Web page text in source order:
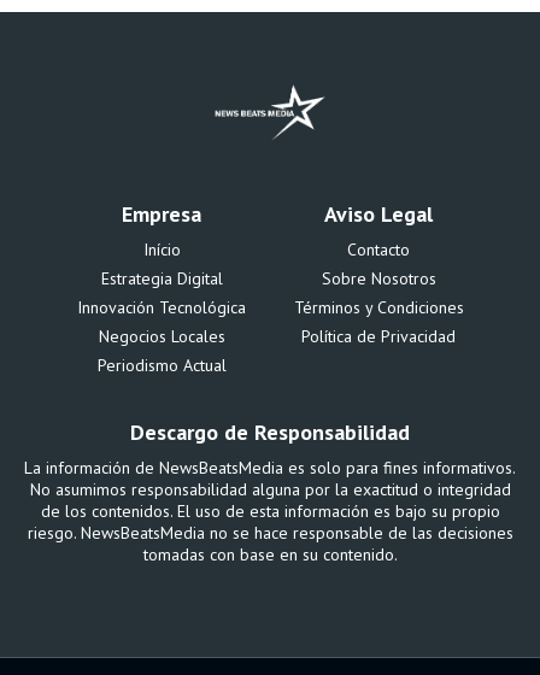
Empresa
Início
Estrategia Digital
Innovación Tecnológica
Negocios Locales
Periodismo Actual
Aviso Legal
Contacto
Sobre Nosotros
Términos y Condiciones
Política de Privacidad
Descargo de Responsabilidad
La información de NewsBeatsMedia es solo para fines informativos.
No asumimos responsabilidad alguna por la exactitud o integridad
de los contenidos. El uso de esta información es bajo su propio
riesgo. NewsBeatsMedia no se hace responsable de las decisiones
tomadas con base en su contenido.